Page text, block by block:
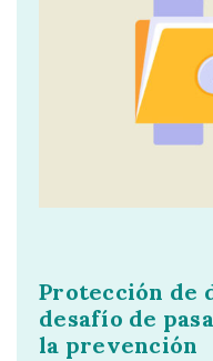
Protección de
desafío de
la prevención